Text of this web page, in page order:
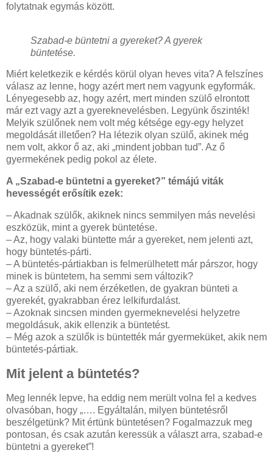
folytatnak egymás között.
Szabad-e büntetni a gyereket? A gyerek
büntetése.
Miért keletkezik e kérdés körül olyan heves vita? A felszínes
válasz az lenne, hogy azért mert nem vagyunk egyformák.
Lényegesebb az, hogy azért, mert minden szülő elrontott
már ezt vagy azt a gyereknevelésben. Legyünk őszinték!
Melyik szülőnek nem volt még kétsége egy-egy helyzet
megoldását illetően? Ha létezik olyan szülő, akinek még
nem volt, akkor ő az, aki „mindent jobban tud”. Az ő
gyermekének pedig pokol az élete.
A „Szabad-e büntetni a gyereket?” témájú viták
hevességét erősítik ezek:
– Akadnak szülők, akiknek nincs semmilyen más nevelési
eszközük, mint a gyerek büntetése.
– Az, hogy valaki büntette már a gyereket, nem jelenti azt,
hogy büntetés-párti.
– A büntetés-pártiakban is felmerülhetett már párszor, hogy
minek is büntetem, ha semmi sem változik?
– Az a szülő, aki nem érzéketlen, de gyakran bünteti a
gyerekét, gyakrabban érez lelkifurdalást.
– Azoknak sincsen minden gyermeknevelési helyzetre
megoldásuk, akik ellenzik a büntetést.
– Még azok a szülők is büntették már gyermeküket, akik nem
büntetés-pártiak.
Mit jelent a büntetés?
Meg lennék lepve, ha eddig nem merült volna fel a kedves
olvasóban, hogy „…. Egyáltalán, milyen büntetésről
beszélgetünk? Mit értünk büntetésen? Fogalmazzuk meg
pontosan, és csak azután keressük a választ arra, szabad-e
büntetni a gyereket”!